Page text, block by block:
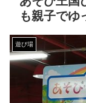
も親子でゆ
遊び場